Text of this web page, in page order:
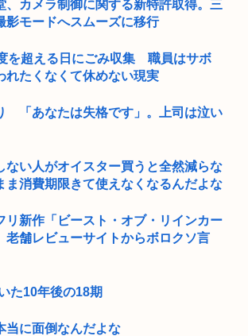
、カメラ制御に関する新特許取得。三
影モードへスムーズに移行
を超える日にごみ収集 職員はサボ
れたくなくて休めない現実
「あなたは失格です」。上司は泣い
ない人がオイスター買うと全然減らな
ま消費期限きて使えなくなるんだよな
リ新作「ビースト・オブ・リインカー
老舗レビューサイトからボロクソ言
た10年後の18期
当に面倒なんだよな